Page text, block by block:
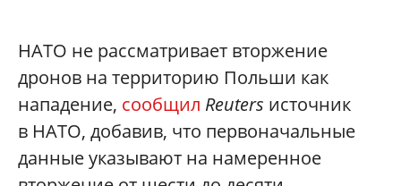
НАТО не рассматривает вторжение
дронов на территорию Польши как
нападение, сообщил Reuters источник
в НАТО, добавив, что первоначальные
данные указывают на намеренное